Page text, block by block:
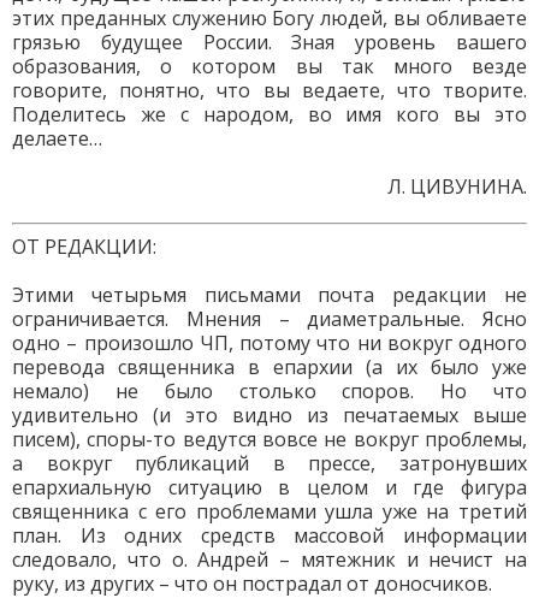
этих преданных служению Богу людей, вы обливаете
грязью будущее России. Зная уровень вашего
образования, о котором вы так много везде
говорите, понятно, что вы ведаете, что творите.
Поделитесь же с народом, во имя кого вы это
делаете…
Л. ЦИВУНИНА.
ОТ РЕДАКЦИИ:
Этими четырьмя письмами почта редакции не
ограничивается. Мнения – диаметральные. Ясно
одно – произошло ЧП, потому что ни вокруг одного
перевода священника в епархии (а их было уже
немало) не было столько споров. Но что
удивительно (и это видно из печатаемых выше
писем), споры-то ведутся вовсе не вокруг проблемы,
а вокруг публикаций в прессе, затронувших
епархиальную ситуацию в целом и где фигура
священника с его проблемами ушла уже на третий
план. Из одних средств массовой информации
следовало, что о. Андрей – мятежник и нечист на
руку, из других – что он пострадал от доносчиков.